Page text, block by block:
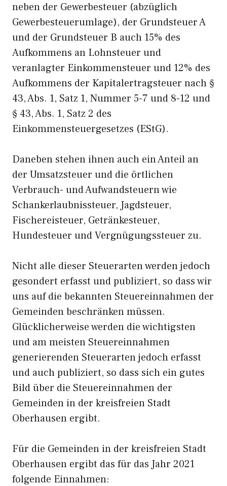
neben der Gewerbesteuer (abzüglich
Gewerbesteuerumlage), der Grundsteuer A
und der Grundsteuer B auch 15% des
Aufkommens an Lohnsteuer und
veranlagter Einkommensteuer und 12% des
Aufkommens der Kapitalertragsteuer nach §
43, Abs. 1, Satz 1, Nummer 5-7 und 8-12 und
§ 43, Abs. 1, Satz 2 des
Einkommensteuergesetzes (EStG).
Daneben stehen ihnen auch ein Anteil an
der Umsatzsteuer und die örtlichen
Verbrauch- und Aufwandsteuern wie
Schankerlaubnissteuer, Jagdsteuer,
Fischereisteuer, Getränkesteuer,
Hundesteuer und Vergnügungssteuer zu.
Nicht alle dieser Steuerarten werden jedoch
gesondert erfasst und publiziert, so dass wir
uns auf die bekannten Steuereinnahmen der
Gemeinden beschränken müssen.
Glücklicherweise werden die wichtigsten
und am meisten Steuereinnahmen
generierenden Steuerarten jedoch erfasst
und auch publiziert, so dass sich ein gutes
Bild über die Steuereinnahmen der
Gemeinden in der kreisfreien Stadt
Oberhausen ergibt.
Für die Gemeinden in der kreisfreien Stadt
Oberhausen ergibt das für das Jahr 2021
folgende Einnahmen: